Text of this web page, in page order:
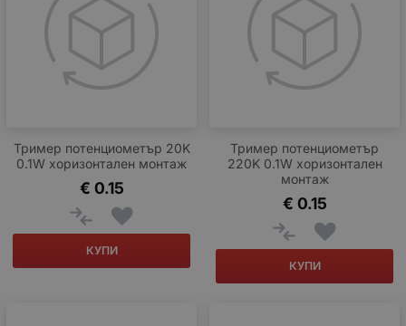
Тример потенциометър 20K
0.1W хоризонтален монтаж
0.15
€
КУПИ
Тример потенциометър
220K 0.1W хоризонтален
монтаж
0.15
€
КУПИ